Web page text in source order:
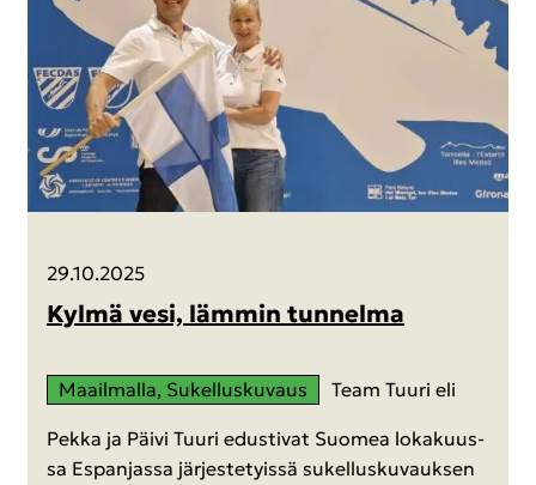
29.10.2025
Kylmä vesi, läm­min tun­nel­ma
Maa­il­mal­la, Su­kel­lus­ku­vaus Team Tuuri eli
Pekka ja Päivi Tuuri edus­ti­vat Suo­mea lo­ka­kuus­
sa Es­pan­jas­sa jär­jes­te­tyis­sä su­kel­lus­ku­vauk­sen